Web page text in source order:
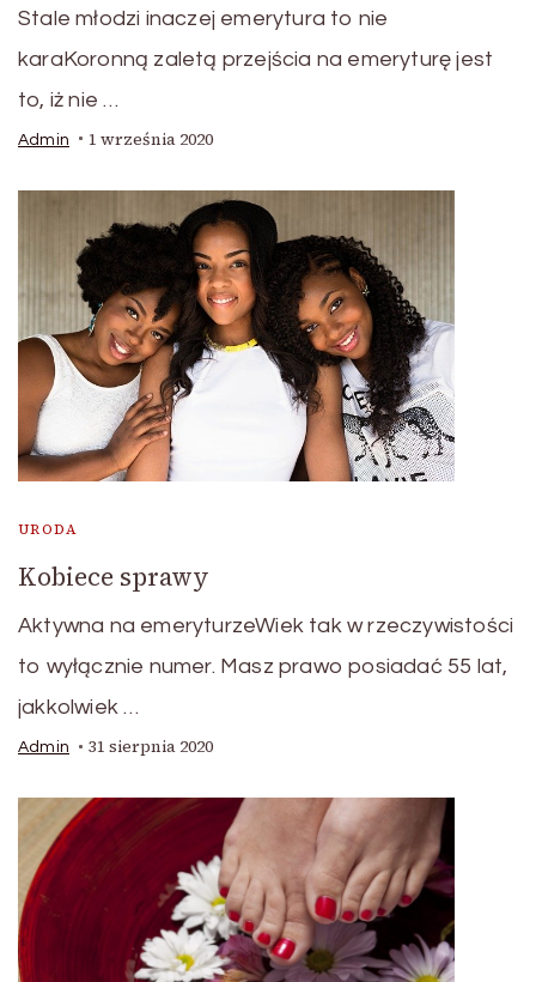
Stale młodzi inaczej emerytura to nie
karaKoronną zaletą przejścia na emeryturę jest
to, iż nie …
Admin 1 września 2020
URODA
Kobiece sprawy
Aktywna na emeryturzeWiek tak w rzeczywistości
to wyłącznie numer. Masz prawo posiadać 55 lat,
jakkolwiek …
Admin 31 sierpnia 2020